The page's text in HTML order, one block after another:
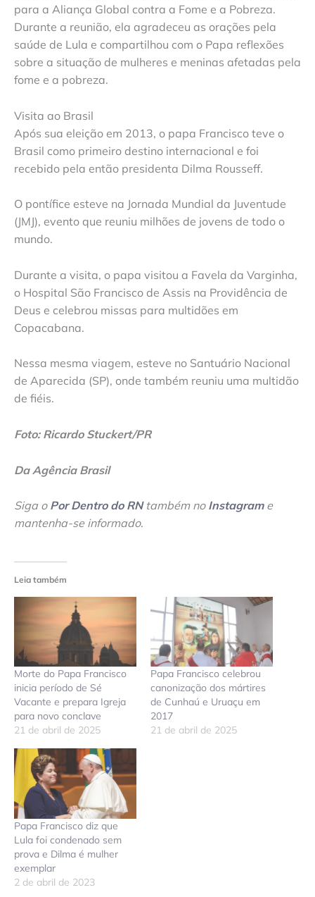
para a Aliança Global contra a Fome e a Pobreza.
Durante a reunião, ela agradeceu as orações pela
saúde de Lula e compartilhou com o Papa reflexões
sobre a situação de mulheres e meninas afetadas pela
fome e a pobreza.
Visita ao Brasil
Após sua eleição em 2013, o papa Francisco teve o
Brasil como primeiro destino internacional e foi
recebido pela então presidenta Dilma Rousseff.
O pontífice esteve na Jornada Mundial da Juventude
(JMJ), evento que reuniu milhões de jovens de todo o
mundo.
Durante a visita, o papa visitou a Favela da Varginha,
o Hospital São Francisco de Assis na Providência de
Deus e celebrou missas para multidões em
Copacabana.
Nessa mesma viagem, esteve no Santuário Nacional
de Aparecida (SP), onde também reuniu uma multidão
de fiéis.
Foto: Ricardo Stuckert/PR
Da Agência Brasil
Siga o Por Dentro do RNtambém no Instagrame
mantenha-se informado.
Leia também
Morte do Papa Francisco
inicia período de Sé
Vacante e prepara Igreja
para novo conclave
21 de abril de 2025
Papa Francisco celebrou
canonização dos mártires
de Cunhaú e Uruaçu em
2017
21 de abril de 2025
Papa Francisco diz que
Lula foi condenado sem
prova e Dilma é mulher
exemplar
2 de abril de 2023